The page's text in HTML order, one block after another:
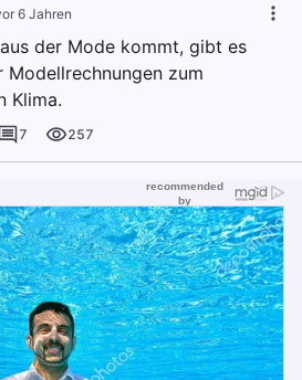
6 Jahren
der Mode kommt, gibt es
Modellrechnungen zum
Klima.
7 257